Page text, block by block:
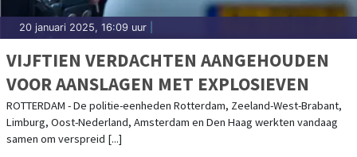
20 januari 2025, 16:09 uur
VIJFTIEN VERDACHTEN AANGEHOUDEN
VOOR AANSLAGEN MET EXPLOSIEVEN
ROTTERDAM - De politie-eenheden Rotterdam, Zeeland-West-Brabant,
Limburg, Oost-Nederland, Amsterdam en Den Haag werkten vandaag
samen om verspreid [...]